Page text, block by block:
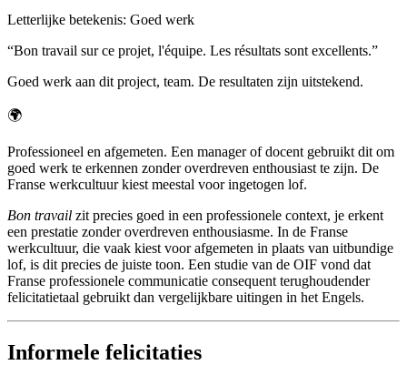
Letterlijke betekenis: Goed werk
“Bon travail sur ce projet, l'équipe. Les résultats sont excellents.”
Goed werk aan dit project, team. De resultaten zijn uitstekend.
🌍
Professioneel en afgemeten. Een manager of docent gebruikt dit om
goed werk te erkennen zonder overdreven enthousiast te zijn. De
Franse werkcultuur kiest meestal voor ingetogen lof.
Bon travail zit precies goed in een professionele context, je erkent
een prestatie zonder overdreven enthousiasme. In de Franse
werkcultuur, die vaak kiest voor afgemeten in plaats van uitbundige
lof, is dit precies de juiste toon. Een studie van de OIF vond dat
Franse professionele communicatie consequent terughoudender
felicitatietaal gebruikt dan vergelijkbare uitingen in het Engels.
Informele felicitaties